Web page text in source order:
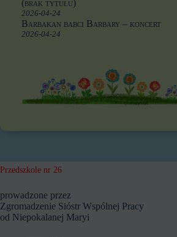
(brak tytułu)
2026-04-24
Barbakan babci Barbary – koncert
2026-04-24
Przedszkole nr 26
prowadzone przez
Zgromadzenie Sióstr Wspólnej Pracy
od Niepokalanej Maryi